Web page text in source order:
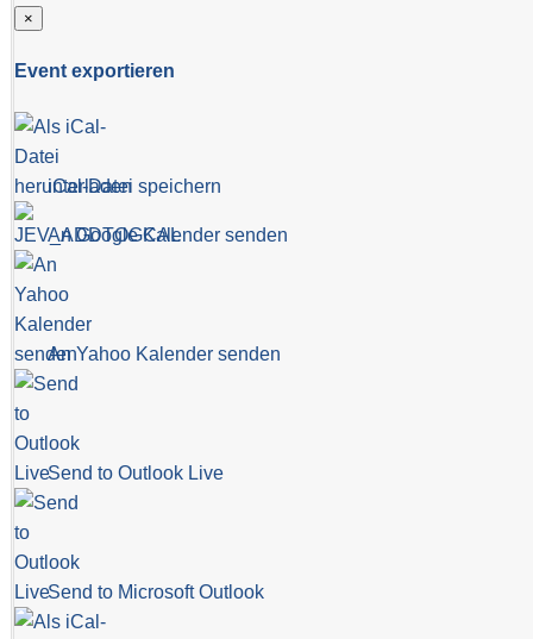
×
Event exportieren
iCal-Datei speichern
An Google Kalender senden
An Yahoo Kalender senden
Send to Outlook Live
Send to Microsoft Outlook